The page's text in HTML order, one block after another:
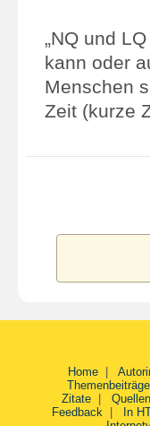
„NQ und
kann oder
Menschen
Zeit (kurze
Home|
Themenbeiträge
Zitate| Quellen
Feedback|
In